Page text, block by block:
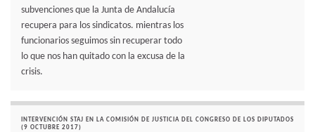
subvenciones que la Junta de Andalucía
recupera para los sindicatos. mientras los
funcionarios seguimos sin recuperar todo
lo que nos han quitado con la excusa de la
crisis.
INTERVENCIÓN STAJ EN LA COMISIÓN DE JUSTICIA DEL CONGRESO DE LOS DIPUTADOS
(9 OCTUBRE 2017)